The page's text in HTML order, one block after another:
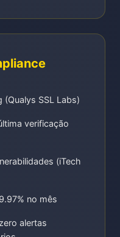
(Qualys SSL Labs)
verificação
(iTech
no mês
alertas